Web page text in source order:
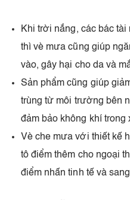
Khi trời nắng, các bác
thì vè mưa cũng giúp
vào, gây hại cho da và
Sản phẩm cũng giúp
trùng từ môi trường bên
đảm bảo không khí trong
Vè che mưa với thiết kế
tô điểm thêm cho ngoại
điểm nhấn tinh tế và